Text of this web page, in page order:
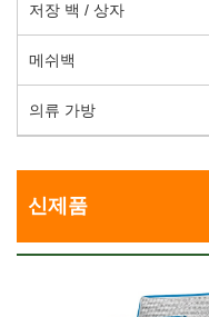
저장 백 / 상자
메쉬백
의류 가방
신제품